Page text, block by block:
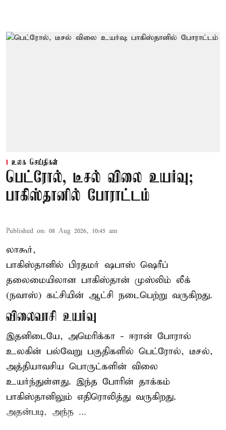
உலக செய்திகள்
பெட்ரோல், டீசல் விலை உயர்வு;
பாகிஸ்தானில் போராட்டம்
Published on: 08 Aug 2026, 10:45 am
லாகூர்,
பாகிஸ்தானில் பிரதமர் ஷபாஸ் ஷெரீப்
தலைமையிலான பாகிஸ்தான் முஸ்லிம் லீக்
(நவாஸ்) கட்சியின் ஆட்சி நடைபெற்று வருகிறது.
விலைவாசி உயர்வு
இதனிடையே, அமெரிக்கா - ஈரான் போரால்
உலகின் பல்வேறு பகுதிகளில் பெட்ரோல், டீசல்,
அத்தியாவசிய பொருட்களின் விலை
உயர்ந்துள்ளது. இந்த போரின் தாக்கம்
பாகிஸ்தானிலும் எதிரொலித்து வருகிறது.
அதன்படி, அந்ந ...